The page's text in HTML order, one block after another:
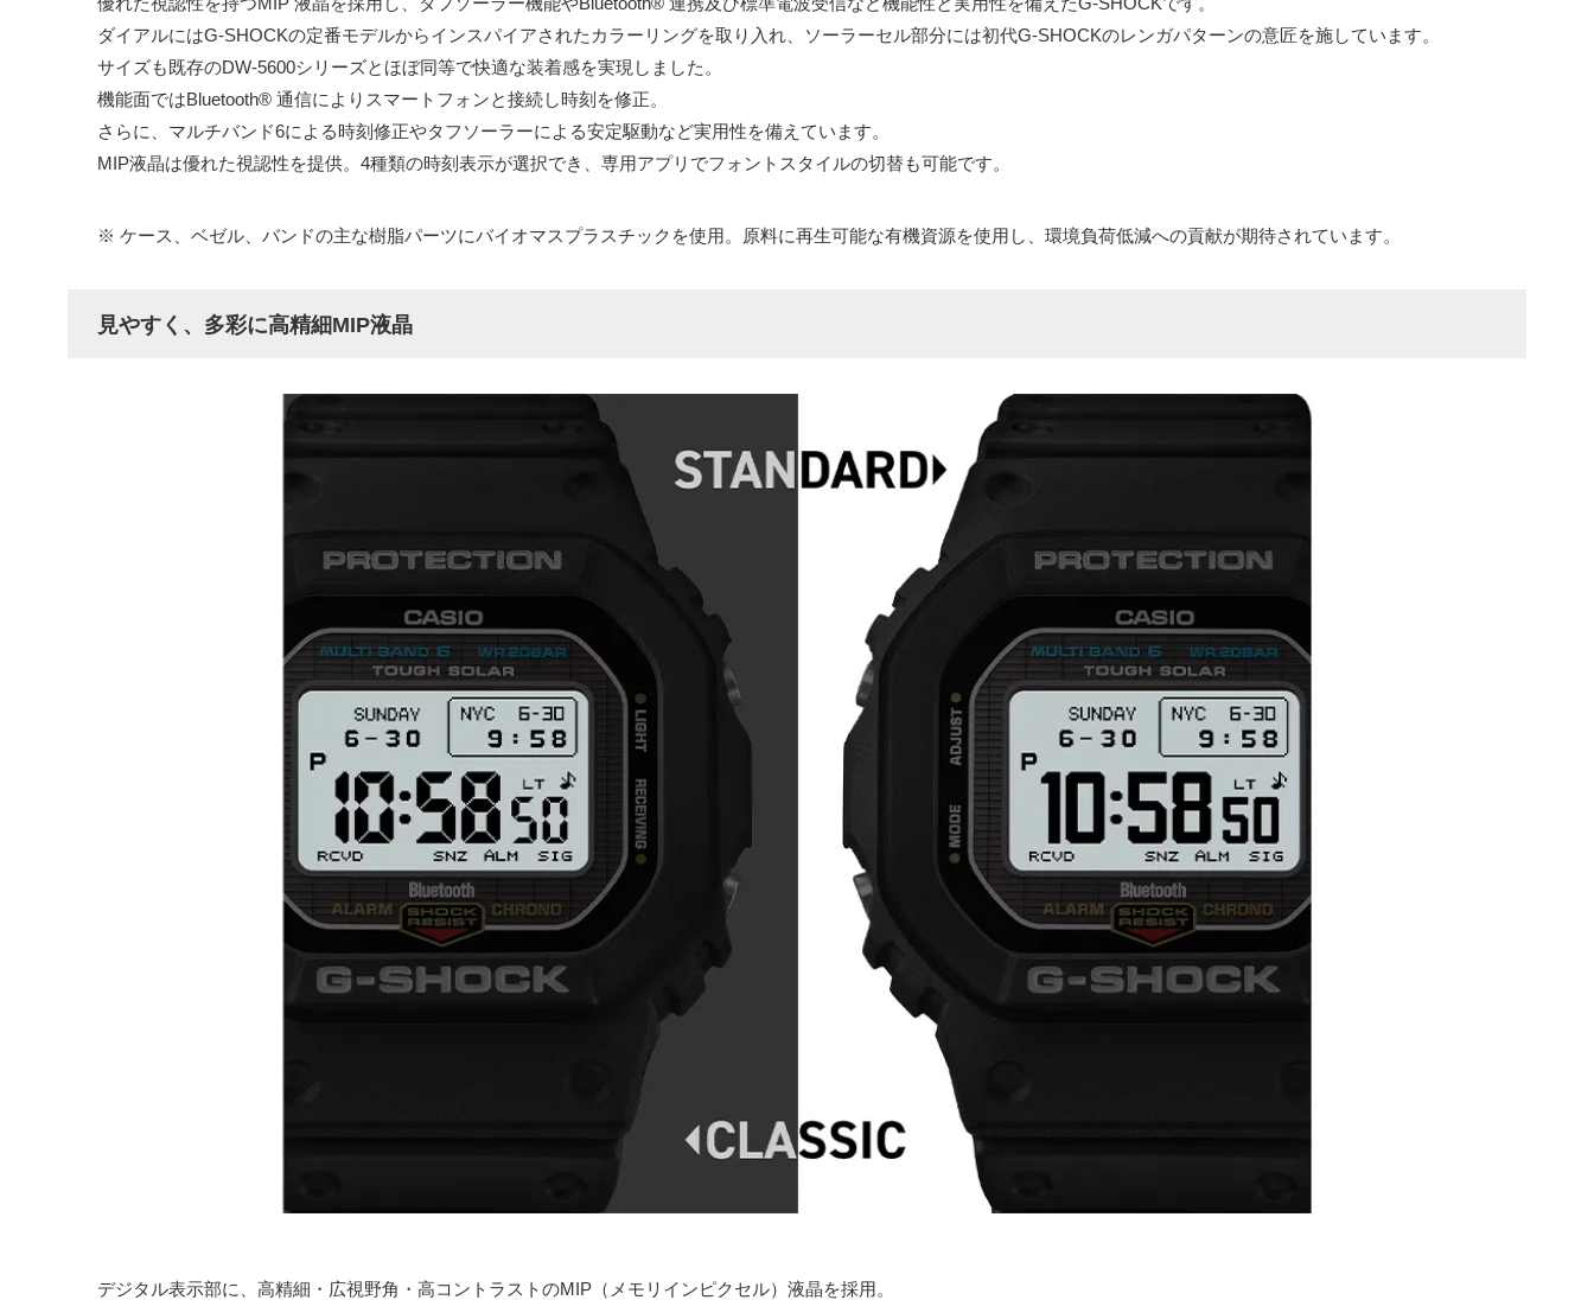
ダイアルにはG-SHOCKの定番モデルからインスパイアされたカラーリングを取り入れ、ソーラーセル部分には初代G-SHOCKのレンガパターンの意匠を施しています。
サイズも既存のDW-5600シリーズとほぼ同等で快適な装着感を実現しました。
機能面ではBluetooth® 通信によりスマートフォンと接続し時刻を修正。
さらに、マルチバンド6による時刻修正やタフソーラーによる安定駆動など実用性を備えています。
MIP液晶は優れた視認性を提供。4種類の時刻表示が選択でき、専用アプリでフォントスタイルの切替も可能です。
※ ケース、ベゼル、バンドの主な樹脂パーツにバイオマスプラスチックを使用。原料に再生可能な有機資源を使用し、環境負荷低減への貢献が期待されています。
見やすく、多彩に高精細MIP液晶
デジタル表示部に、高精細・広視野角・高コントラストのMIP（メモリインピクセル）液晶を採用。